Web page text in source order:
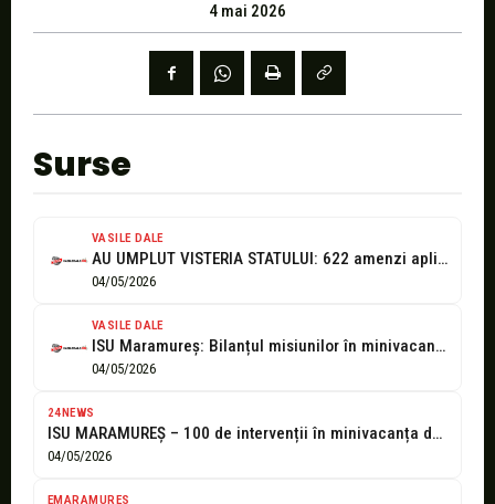
4 mai 2026
Surse
VASILE DALE
AU UMPLUT VISTERIA STATULUI: 622 amenzi aplicate de polițiștii maramureșeni pe parcursului...
04/05/2026
VASILE DALE
ISU Maramureș: Bilanțul misiunilor în minivacanța de 1 Mai (30 aprilie –...
04/05/2026
24NEWS
ISU MARAMUREȘ – 100 de intervenții în minivacanța de 1 Mai
04/05/2026
EMARAMURES